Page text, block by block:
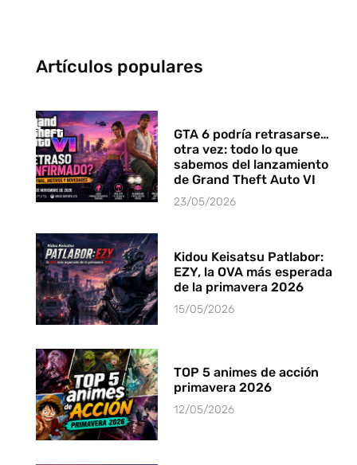
Artículos populares
GTA 6 podría retrasarse…
otra vez: todo lo que
sabemos del lanzamiento
de Grand Theft Auto VI
23/05/2026
Kidou Keisatsu Patlabor:
EZY, la OVA más esperada
de la primavera 2026
15/05/2026
TOP 5 animes de acción
primavera 2026
12/05/2026